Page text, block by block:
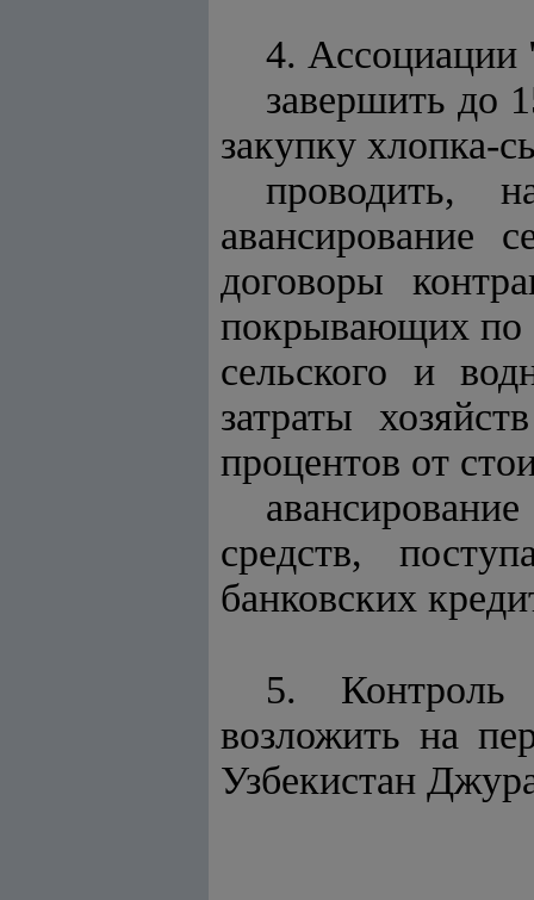
4. Ассоциации
завершить до
закупку хлопка-
проводить,
авансирование
договоры
покрывающих по
сельского и
затраты
процентов от
средств,
банковских
5. Контроль
возложить на
Узбекистан